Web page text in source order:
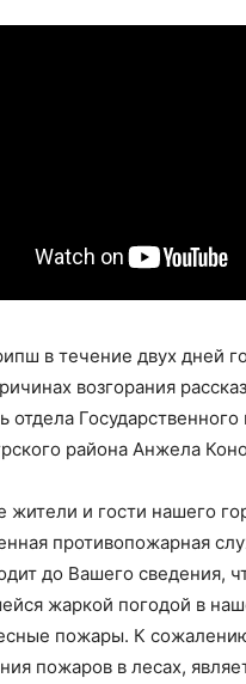
в течение двух дней
возгорания
отдела
района Анжела
жители и гости нашего
противопожарная
до Вашего сведения,
жаркой погодой в
пожары. К
пожаров в лесах,